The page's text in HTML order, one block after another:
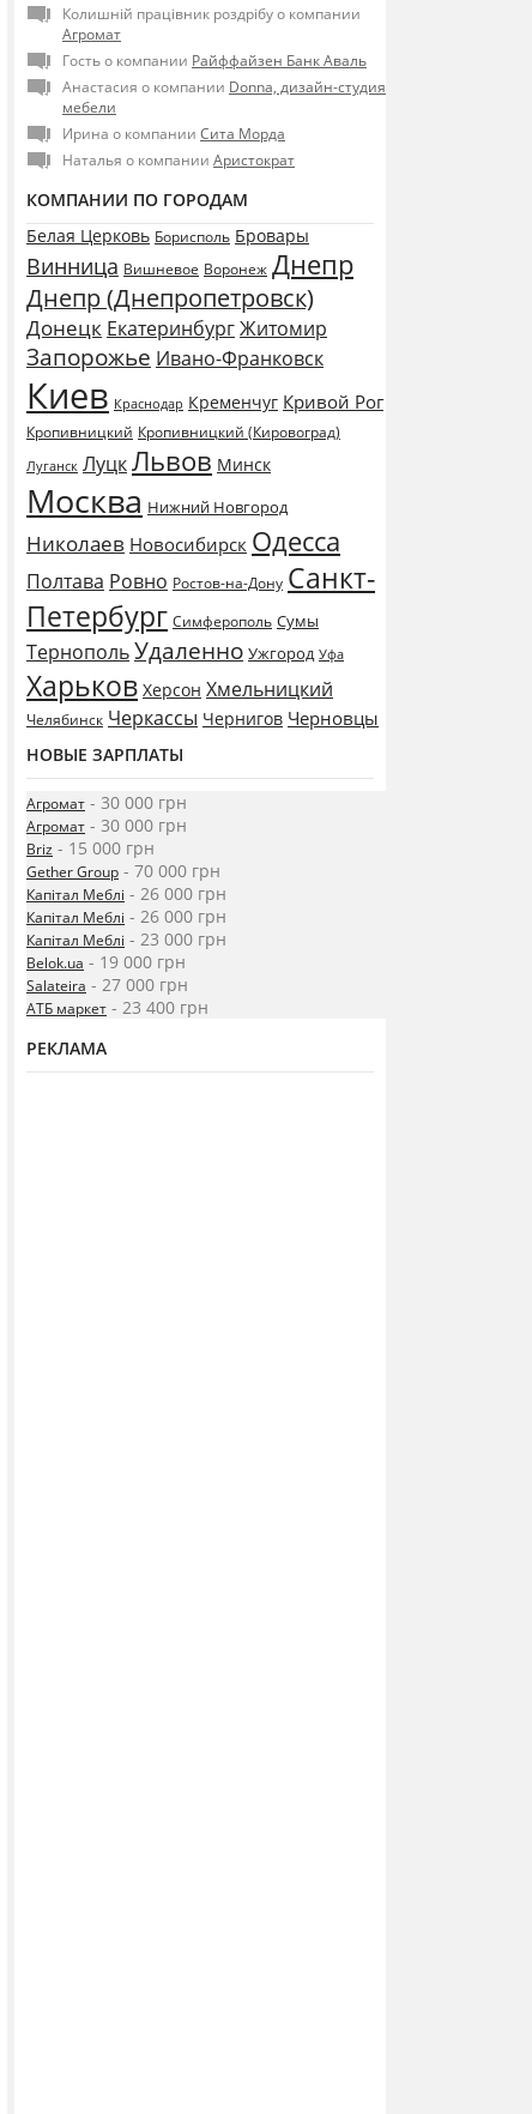
Колишній працівник роздрібу о компании
Агромат
Гость о компании Райффайзен Банк Аваль
Анастасия о компании Donna, дизайн-студия
мебели
Ирина о компании Сита Морда
Наталья о компании Аристократ
КОМПАНИИ ПО ГОРОДАМ
Белая Церковь Борисполь Бровары
Винница Вишневое Воронеж Днепр
Днепр (Днепропетровск)
Донецк ЕкатеринбургЖитомир
Запорожье Ивано-Франковск
Киев Краснодар Кременчуг Кривой Рог
Кропивницкий Кропивницкий (Кировоград)
Луганск ЛуцкЛьвов Минск
Москва Нижний Новгород
Николаев Новосибирск Одесса
Полтава Ровно Ростов-на-Дону Санкт-
Петербург Симферополь Сумы
ТернопольУдаленно Ужгород Уфа
Харьков Херсон Хмельницкий
Челябинск Черкассы Чернигов Черновцы
НОВЫЕ ЗАРПЛАТЫ
Агромат - 30 000 грн
Агромат - 30 000 грн
Briz - 15 000 грн
Gether Group - 70 000 грн
Капітал Меблі - 26 000 грн
Капітал Меблі - 26 000 грн
Капітал Меблі - 23 000 грн
Belok.ua - 19 000 грн
Salateira - 27 000 грн
АТБ маркет - 23 400 грн
РЕКЛАМА